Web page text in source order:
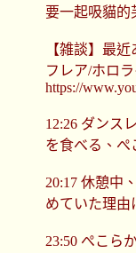
要一起吸貓的
【雑談】最
フレア/ホロラ
https://
12:26 ダンス
を食べる、ぺ
20:17 休憩中
めていた理由
23:50 ぺこら